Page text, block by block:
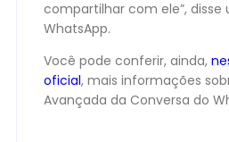
compartilhar com ele”,
WhatsApp.
Você pode conferir, ainda,
oficial, mais informações
Avançada da Conversa do